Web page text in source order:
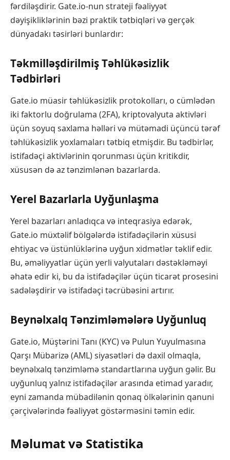
fərdiləşdirir. Gate.io-nun strateji fəaliyyət
dəyişikliklərinin bəzi praktik tətbiqləri və gerçək
dünyadakı təsirləri bunlardır:
Təkmilləşdirilmiş Təhlükəsizlik
Tədbirləri
Gate.io müasir təhlükəsizlik protokolları, o cümlədən
iki faktorlu doğrulama (2FA), kriptovalyuta aktivləri
üçün soyuq saxlama həlləri və mütəmadi üçüncü tərəf
təhlükəsizlik yoxlamaları tətbiq etmişdir. Bu tədbirlər,
istifadəçi aktivlərinin qorunması üçün kritikdir,
xüsusən də az tənzimlənən bazarlarda.
Yerel Bazarlarla Uyğunlaşma
Yerel bazarları anladıqca və inteqrasiya edərək,
Gate.io müxtəlif bölgələrdə istifadəçilərin xüsusi
ehtiyac və üstünlüklərinə uyğun xidmətlər təklif edir.
Bu, əməliyyatlar üçün yerli valyutaları dəstəkləməyi
əhatə edir ki, bu da istifadəçilər üçün ticarət prosesini
sadələşdirir və istifadəçi təcrübəsini artırır.
Beynəlxalq Tənzimləmələrə Uyğunluq
Gate.io, Müştərini Tanı (KYC) və Pulun Yuyulmasına
Qarşı Mübarizə (AML) siyasətləri də daxil olmaqla,
beynəlxalq tənzimləmə standartlarına uyğun gəlir. Bu
uyğunluq yalnız istifadəçilər arasında etimad yaradır,
eyni zamanda mübadilənin qonaq ölkələrinin qanuni
çərçivələrində fəaliyyət göstərməsini təmin edir.
Məlumat və Statistika